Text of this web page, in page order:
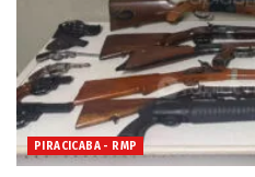
PIRACICABA - RMP